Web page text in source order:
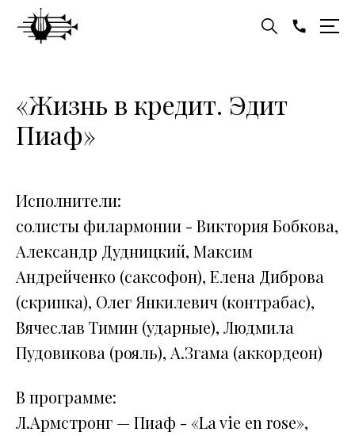
«Жизнь в кредит. Эдит
Пиаф»
Исполнители:
солисты филармонии - Виктория Бобкова,
Александр Дудницкий, Максим
Андрейченко (саксофон), Елена Диброва
(скрипка), Олег Янкилевич (контрабас),
Вячеслав Тимин (ударные), Людмила
Пудовикова (рояль), А.Згама (аккордеон)
В программе:
Л.Армстронг — Пиаф - «La vie en rose»,